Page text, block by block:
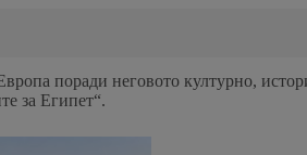
поради неговото културно,
за Египет“.